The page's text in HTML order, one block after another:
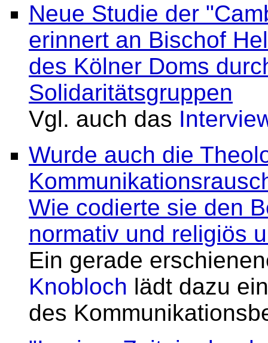
Neue Studie der
erinnert an Bischof
des Kölner Doms
Solidaritätsgruppen
Vgl. auch das
Wurde auch die
Wie codierte sie den
normativ und religiös
Ein gerade
Knobloch lädt dazu
des